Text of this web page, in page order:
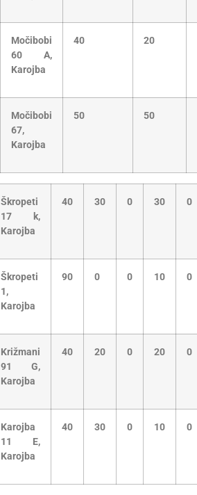
Močibobi
60 A,
Karojba
40 20
Močibobi
67,
Karojba
50 50
Škropeti
17 k,
Karojba
40 30 0 30 0
Škropeti
1,
Karojba
90 0 0 10 0
Križmani
91 G,
Karojba
40 20 0 20 0
Karojba
11 E,
Karojba
40 30 0 10 0